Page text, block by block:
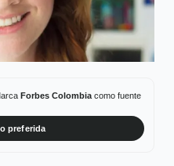
Forbes Colombiacomo fuente
preferida